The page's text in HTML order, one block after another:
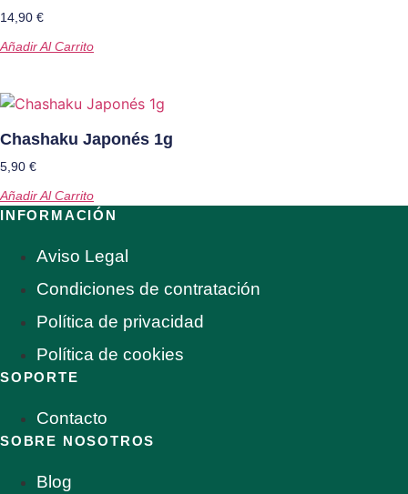
14,90 €
Añadir Al Carrito
Chashaku Japonés 1g
5,90 €
Añadir Al Carrito
INFORMACIÓN
Aviso Legal
Condiciones de contratación
Política de privacidad
Política de cookies
SOPORTE
Contacto
SOBRE NOSOTROS
Blog